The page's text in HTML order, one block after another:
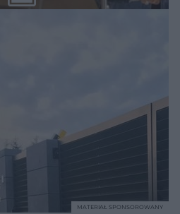
MATERIAŁ SPONSOROWANY